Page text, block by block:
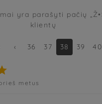
yra parašyti pačių
klientų
‹ 36 37 38 39 40
metus